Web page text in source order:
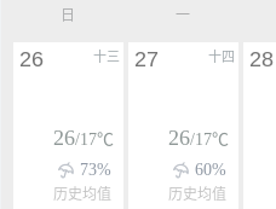
日 一
十三
26
26/17℃
73%
历史均值
十四
27
26/17℃
60%
历史均值
28